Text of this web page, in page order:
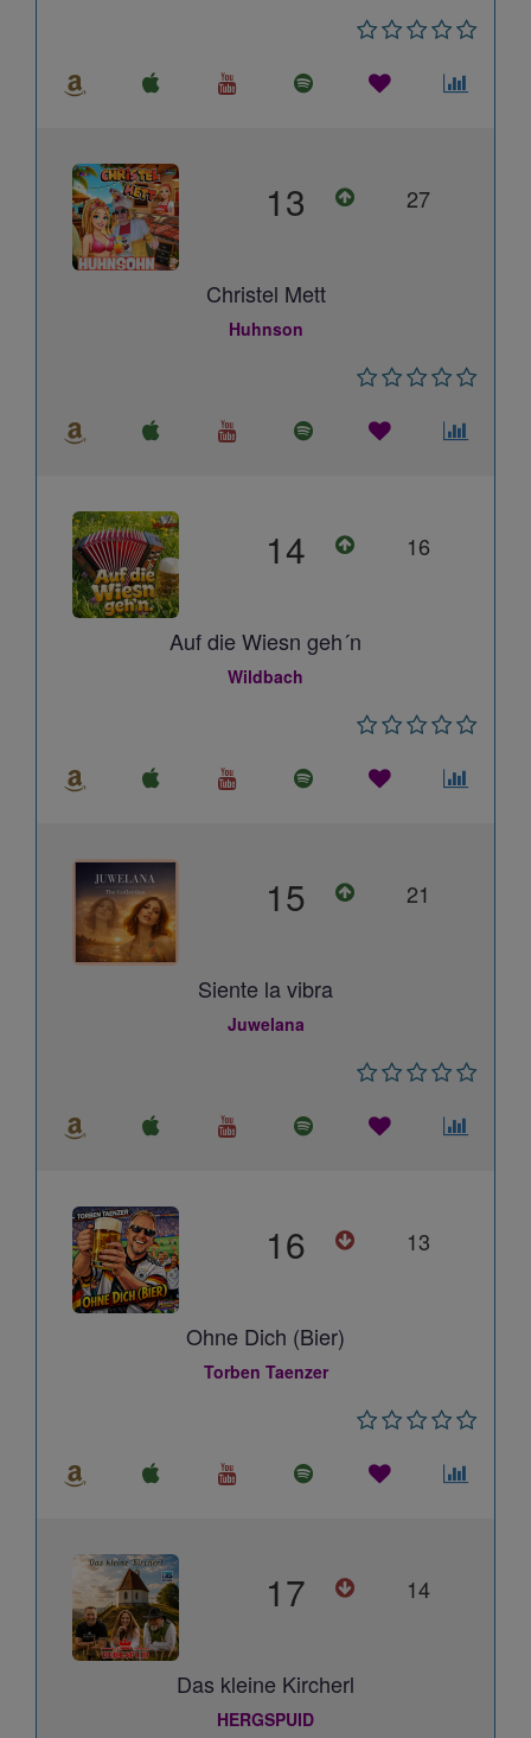
13 27
Christel Mett
Huhnson
14 16
Auf die Wiesn geh´n
Wildbach
15 21
Siente la vibra
Juwelana
16 13
Ohne Dich (Bier)
Torben Taenzer
17 14
Das kleine Kircherl
HERGSPUID